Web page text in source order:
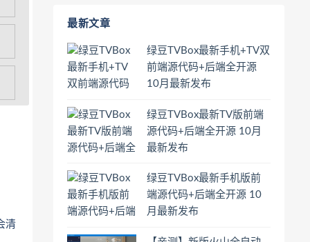
清
最新文章
绿豆TVBox最新手机+TV双
前端源代码+后端全开源
10月最新发布
绿豆TVBox最新TV版前端
源代码+后端全开源 10月
最新发布
绿豆TVBox最新手机版前
端源代码+后端全开源 10
月最新发布